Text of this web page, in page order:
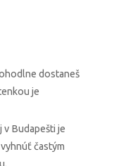
dostaneš
je
v Budapešti je
častým